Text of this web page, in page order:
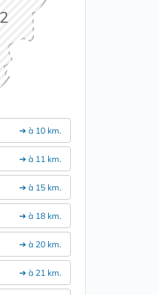
➔ à 10 km.
➔ à 11 km.
➔ à 15 km.
➔ à 18 km.
➔ à 20 km.
➔ à 21 km.